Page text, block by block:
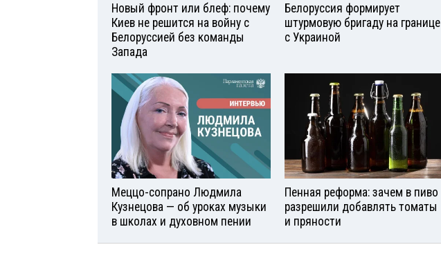
Новый фронт или блеф: почему
Киев не решится на войну с
Белоруссией без команды
Запада
Белоруссия формирует
штурмовую бригаду на границе
с Украиной
Меццо-сопрано Людмила
Кузнецова — об уроках музыки
в школах и духовном пении
Пенная реформа: зачем в пиво
разрешили добавлять томаты
и пряности